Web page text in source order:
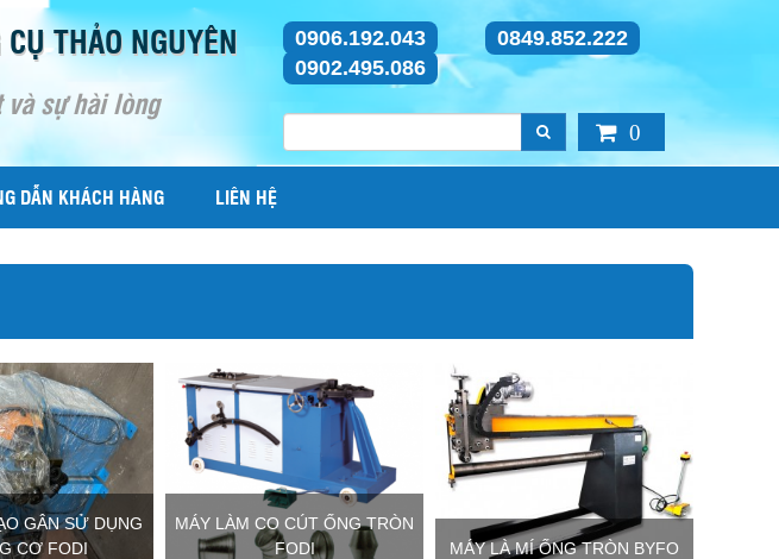
THẢO NGUYÊN
và sự hài lòng
0906.192.043
0849.852.222
0902.495.086
0
DẪN KHÁCH HÀNG LIÊN HỆ
GÂN SỬ DỤNG
CƠ FODI
MÁY LÀM CO CÚT ỐNG TRÒN
FODI
MÁY LÀ MÍ ỐNG TRÒN BYFO